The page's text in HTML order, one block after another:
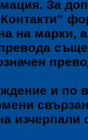
За
на
и по
изчерпали